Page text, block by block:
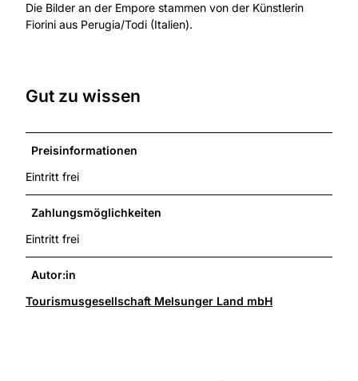
Die Bilder an der Empore stammen von der Künstlerin
Fiorini aus Perugia/Todi (Italien).
Gut zu wissen
Preisinformationen
Eintritt frei
Zahlungsmöglichkeiten
Eintritt frei
Autor:in
Tourismusgesellschaft Melsunger Land mbH